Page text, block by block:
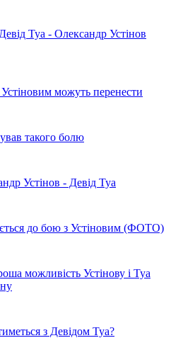
Туа - Олександр Устінов
можуть перенести
такого болю
Устінов - Девід Туа
до бою з Устіновим (ФОТО)
можливість Устінову і Туа
з Девідом Туа?